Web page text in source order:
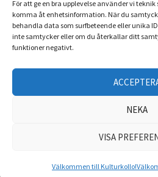
För att ge en bra upplevelse använder vi
komma åt enhetsinformation. När du
behandla data som surfbeteende eller unika
inte samtycker eller om du återkallar ditt
funktioner negativt.
NEKA
VISA
Välkommen till Kulturkollo!
ARKIV